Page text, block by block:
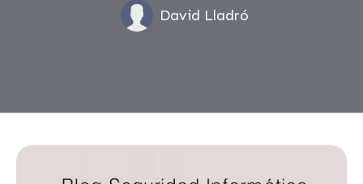
David Lladró